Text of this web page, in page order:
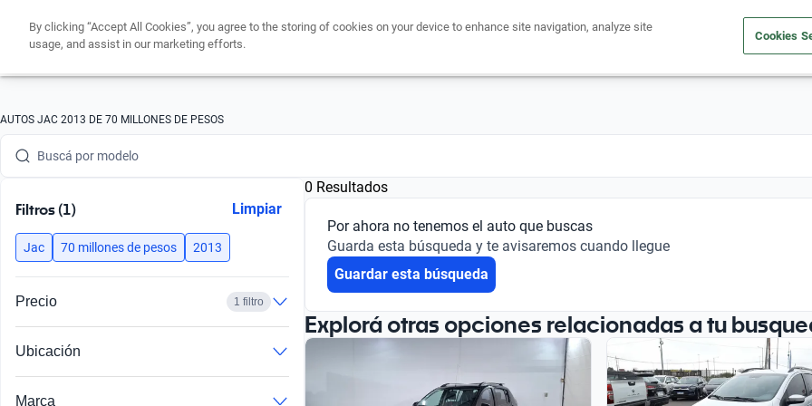
Comprá un auto Outlet
AUTOS JAC 2013 DE 70 MILLONES DE PESOS
Buscá por marca
Buscá por modelo
Buscá por año
Buscá por marca
Buscá por versión
Buscá por año
Filtros (1) Limpiar
Jac 70 millones de pesos 2013
Precio 1 filtro
Ubicación
Marca
0 Resultados
Por ahora no tenemos el auto que buscas
Guarda esta búsqueda y te avisaremos cuando llegue
Guardar esta búsqueda
Explorá otras opciones relacionadas a tu
By clicking “Accept All Cookies”, you agree to the storing of cookies on your device to enhance site navigation, analyze site
usage, and assist in our marketing efforts.
Cookies